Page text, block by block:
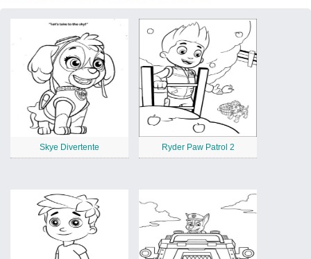
Skye Divertente Ryder Paw Patrol 2